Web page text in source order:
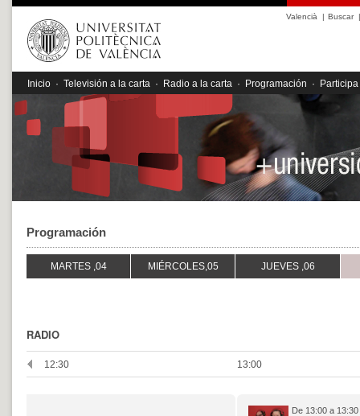
Valencià | Buscar|
Inicio · Televisión a la carta · Radio a la carta · Programación · Participa
Programación
MARTES ,04 MIÉRCOLES,05 JUEVES ,06
RADIO
12:30 13:00
De 13:00 a 13:30